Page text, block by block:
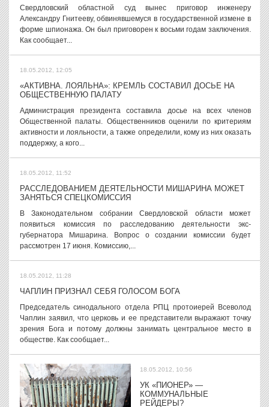
Свердловский областной суд вынес приговор инженеру
Александру Гнитееву, обвинявшемуся в государственной измене в
форме шпионажа. Он был приговорен к восьми годам заключения.
Как сообщает...
18.05.2012, 12:05
«АКТИВНА. ЛОЯЛЬНА»: КРЕМЛЬ СОСТАВИЛ ДОСЬЕ НА
ОБЩЕСТВЕННУЮ ПАЛАТУ
Администрация президента составила досье на всех членов
Общественной палаты. Общественников оценили по критериям
активности и лояльности, а также определили, кому из них оказать
поддержку, а кого...
18.05.2012, 11:52
РАССЛЕДОВАНИЕМ ДЕЯТЕЛЬНОСТИ МИШАРИНА МОЖЕТ
ЗАНЯТЬСЯ СПЕЦКОМИССИЯ
В Законодательном собрании Свердловской области может
появиться комиссия по расследованию деятельности экс-
губернатора Мишарина. Вопрос о создании комиссии будет
рассмотрен 17 июня. Комиссию,...
18.05.2012, 11:28
ЧАПЛИН ПРИЗНАЛ СЕБЯ ГОЛОСОМ БОГА
Председатель синодального отдела РПЦ протоиерей Всеволод
Чаплин заявил, что церковь и ее представители выражают точку
зрения Бога и потому должны занимать центральное место в
обществе. Как сообщает...
18.05.2012, 10:56
УК «ПИОНЕР» —
КОММУНАЛЬНЫЕ
РЕЙДЕРЫ?